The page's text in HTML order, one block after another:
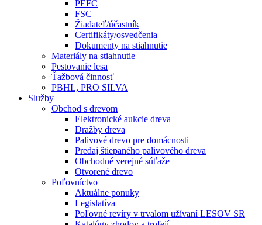
PEFC
FSC
Žiadateľ/účastník
Certifikáty/osvedčenia
Dokumenty na stiahnutie
Materiály na stiahnutie
Pestovanie lesa
Ťažbová činnosť
PBHL, PRO SILVA
Služby
Obchod s drevom
Elektronické aukcie dreva
Dražby dreva
Palivové drevo pre domácnosti
Predaj štiepaného palivového dreva
Obchodné verejné súťaže
Otvorené drevo
Poľovníctvo
Aktuálne ponuky
Legislatíva
Poľovné revíry v trvalom užívaní LESOV SR